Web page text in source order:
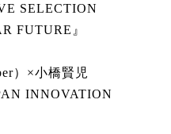
SELECTION
FUTURE』
）×小橋賢児
INNOVATION